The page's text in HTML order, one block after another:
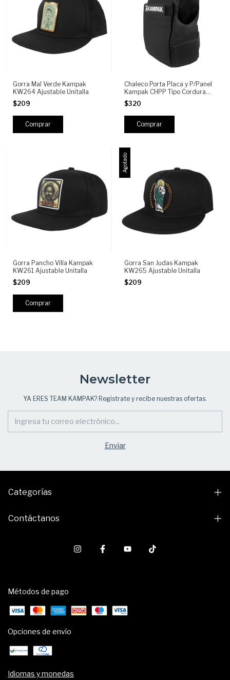
Gorra Mal Verde Kampak
KW264 Ajustable Unitalla
$209
Chaleco Porta Placa y P/Panel
Kampak CHPP Tipo Cordura
Semi Repelente
$320
Gorra Pancho Villa Kampak
KW261 Ajustable Unitalla
$209
Agotado
Gorra San Judas Kampak
KW265 Ajustable Unitalla
$209
Newsletter
YA ERES TEAM KAMPAK? Registrate y recibe nuestras ofertas.
Categorías
Contáctanos
Métodos de pago
Opciones de envío
Idiomas y monedas